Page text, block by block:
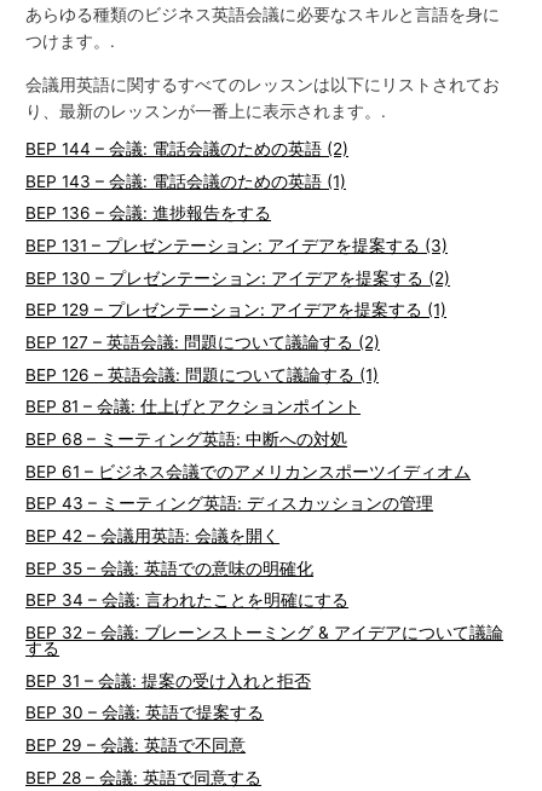
あらゆる種類のビジネス英語会議に必要なスキルと言語を身に
つけます。.
会議用英語に関するすべてのレッスンは以下にリストされてお
り、最新のレッスンが一番上に表示されます。.
BEP 144 – 会議: 電話会議のための英語 (2)
BEP 143 – 会議: 電話会議のための英語 (1)
BEP 136 – 会議: 進捗報告をする
BEP 131 – プレゼンテーション: アイデアを提案する (3)
BEP 130 – プレゼンテーション: アイデアを提案する (2)
BEP 129 – プレゼンテーション: アイデアを提案する (1)
BEP 127 – 英語会議: 問題について議論する (2)
BEP 126 – 英語会議: 問題について議論する (1)
BEP 81 – 会議: 仕上げとアクションポイント
BEP 68 – ミーティング英語: 中断への対処
BEP 61 – ビジネス会議でのアメリカンスポーツイディオム
BEP 43 – ミーティング英語: ディスカッションの管理
BEP 42 – 会議用英語: 会議を開く
BEP 35 – 会議: 英語での意味の明確化
BEP 34 – 会議: 言われたことを明確にする
BEP 32 – 会議: ブレーンストーミング & アイデアについて議論
する
BEP 31 – 会議: 提案の受け入れと拒否
BEP 30 – 会議: 英語で提案する
BEP 29 – 会議: 英語で不同意
BEP 28 – 会議: 英語で同意する